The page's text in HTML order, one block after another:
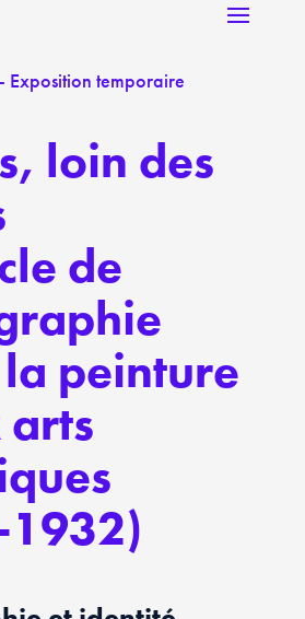
Exposition temporaire
loin des
de
peinture